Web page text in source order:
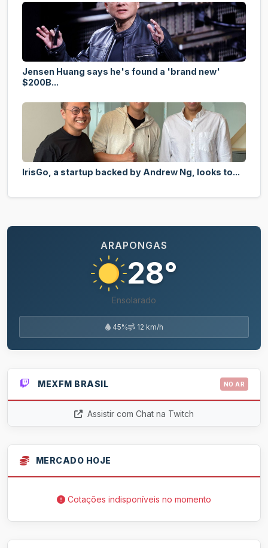
Jensen Huang says he's found a 'brand new'
$200B...
IrisGo, a startup backed by Andrew Ng, looks to...
ARAPONGAS
28°
Ensolarado
45% 12 km/h
MEXFM BRASIL NO AR
Assistir com Chat na Twitch
MERCADO HOJE
Cotações indisponíveis no momento